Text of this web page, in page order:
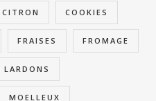
CITRON COOKIES
FRAISES FROMAGE
LARDONS
MOELLEUX